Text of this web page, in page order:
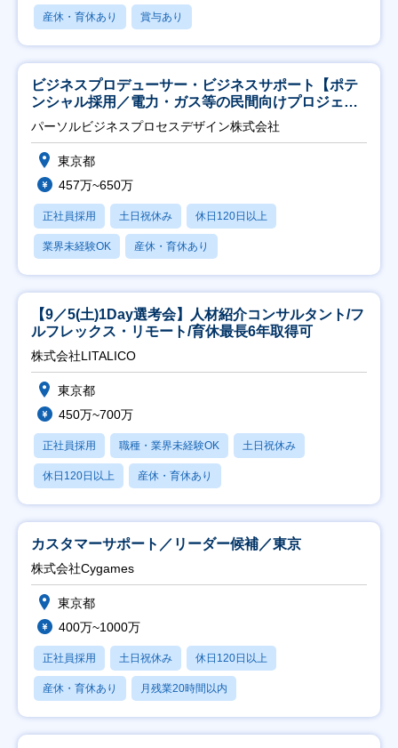
産休・育休あり 賞与あり
ビジネスプロデューサー・ビジネスサポート【ポテ
ンシャル採用／電力・ガス等の民間向けプロジェク
ト推進】
パーソルビジネスプロセスデザイン株式会社
東京都
457万~650万
正社員採用 土日祝休み 休日120日以上
業界未経験OK 産休・育休あり
【9／5(土)1Day選考会】人材紹介コンサルタント/フ
ルフレックス・リモート/育休最長6年取得可
株式会社LITALICO
東京都
450万~700万
正社員採用 職種・業界未経験OK 土日祝休み
休日120日以上 産休・育休あり
カスタマーサポート／リーダー候補／東京
株式会社Cygames
東京都
400万~1000万
正社員採用 土日祝休み 休日120日以上
産休・育休あり 月残業20時間以内